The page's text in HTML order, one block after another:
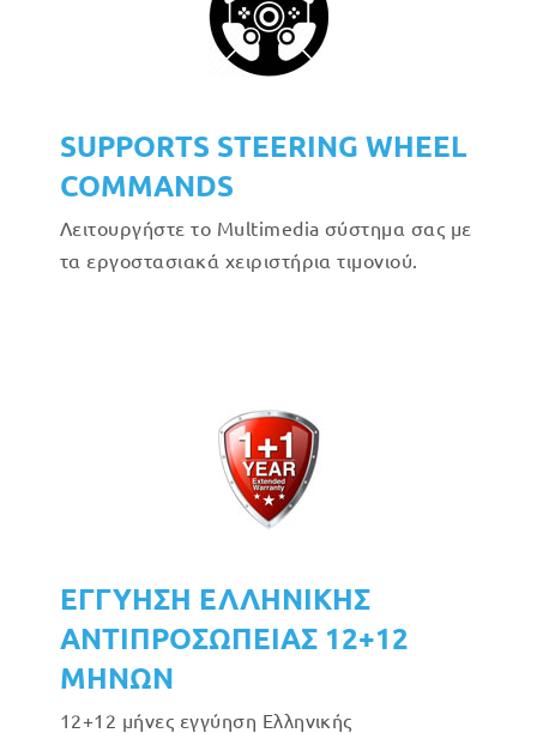
SUPPORTS STEERING WHEEL
COMMANDS
Λειτουργήστε το Multimedia σύστημα σας με
τα εργοστασιακά χειριστήρια τιμονιού.
ΕΓΓΥΗΣΗ ΕΛΛΗΝΙΚΗΣ
ΑΝΤΙΠΡΟΣΩΠΕΙΑΣ 12+12
ΜΗΝΩΝ
12+12 μήνες εγγύηση Ελληνικής